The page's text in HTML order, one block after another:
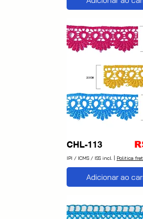
CHL-113
IPI / ICMS / ISS incl. Politica
Adicionar ao